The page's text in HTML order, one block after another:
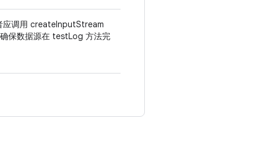
应调用 createInputStream
保数据源在 testLog 方法完